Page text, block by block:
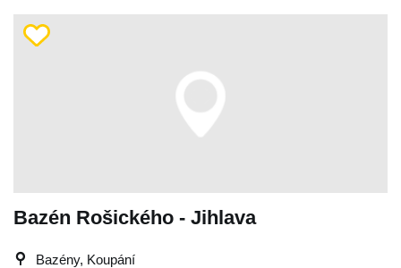
Bazén Rošického - Jihlava
Bazény, Koupání